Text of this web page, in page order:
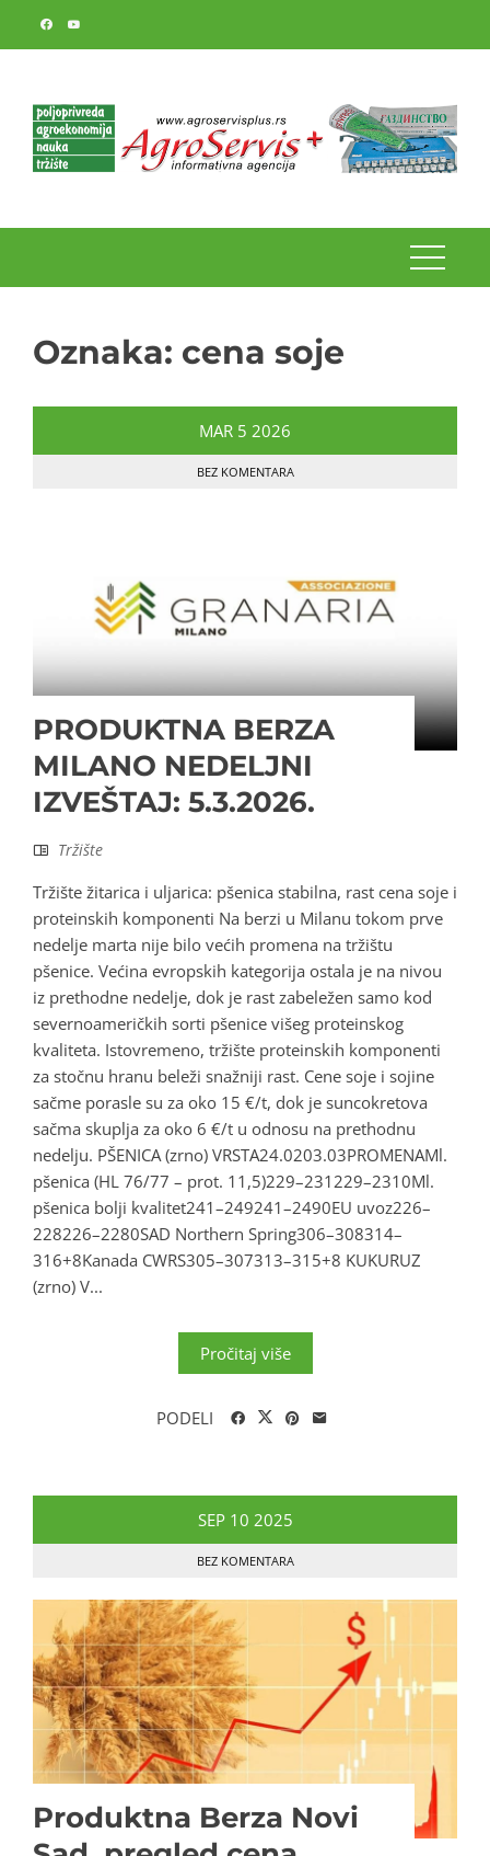
Oznaka: cena soje
MAR 5 2026
BEZ KOMENTARA
PRODUKTNA BERZA
MILANO NEDELJNI
IZVEŠTAJ: 5.3.2026.
Tržište
Tržište žitarica i uljarica: pšenica stabilna, rast cena soje i
proteinskih komponenti Na berzi u Milanu tokom prve
nedelje marta nije bilo većih promena na tržištu
pšenice. Većina evropskih kategorija ostala je na nivou
iz prethodne nedelje, dok je rast zabeležen samo kod
severnoameričkih sorti pšenice višeg proteinskog
kvaliteta. Istovremeno, tržište proteinskih komponenti
za stočnu hranu beleži snažniji rast. Cene soje i sojine
sačme porasle su za oko 15 €/t, dok je suncokretova
sačma skuplja za oko 6 €/t u odnosu na prethodnu
nedelju. PŠENICA (zrno) VRSTA24.0203.03PROMENAMl.
pšenica (HL 76/77 – prot. 11,5)229–231229–2310Ml.
pšenica bolji kvalitet241–249241–2490EU uvoz226–
228226–2280SAD Northern Spring306–308314–
316+8Kanada CWRS305–307313–315+8 KUKURUZ
(zrno) V...
Pročitaj više
PODELI
SEP 10 2025
BEZ KOMENTARA
Produktna Berza Novi